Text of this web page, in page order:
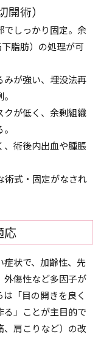
術）
でしっかり固定。余
脂肪）の処理が可
みが強い、埋没法再
クが低く、余剰組織
、術後内出血や腫脹
術式・固定がなされ
応
状で、加齢性、先
外傷性など多因子が
「目の開きを良く
る」ことが主目的で
、肩こりなど）の改